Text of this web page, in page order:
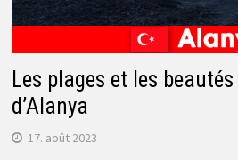
Les plages et les
d’Alanya
17. août 2023